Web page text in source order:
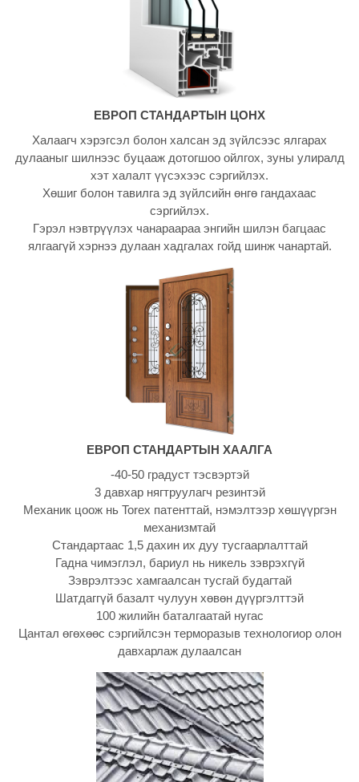
ЕВРОП СТАНДАРТЫН ЦОНХ
Халаагч хэрэгсэл болон халсан эд зүйлсээс ялгарах
дулааныг шилнээс буцааж дотогшоо ойлгох, зуны улиралд
хэт халалт үүсэхээс сэргийлэх.
Хөшиг болон тавилга эд зүйлсийн өнгө гандахаас
сэргийлэх.
Гэрэл нэвтрүүлэх чанараараа энгийн шилэн багцаас
ялгаагүй хэрнээ дулаан хадгалах гойд шинж чанартай.
ЕВРОП СТАНДАРТЫН ХААЛГА
-40-50 градуст тэсвэртэй
3 давхар нягтруулагч резинтэй
Механик цоож нь Torex патенттай, нэмэлтээр хөшүүргэн
механизмтай
Стандартаас 1,5 дахин их дуу тусгаарлалттай
Гадна чимэглэл, бариул нь никель зэврэхгүй
Зэврэлтээс хамгаалсан тусгай будагтай
Шатдаггүй базалт чулуун хөвөн дүүргэлттэй
100 жилийн баталгаатай нугас
Цантал өгөхөөс сэргийлсэн терморазыв технологиор олон
давхарлаж дулаалсан